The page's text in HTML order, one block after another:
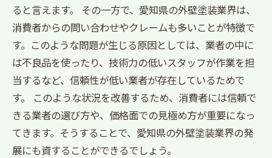
ると言えます。 その一方で、愛知県の外壁塗装業界は、
消費者からの問い合わせやクレームも多いことが特徴で
す。このような問題が生じる原因としては、業者の中に
は不良品を使ったり、技術力の低いスタッフが作業を担
当するなど、信頼性が低い業者が存在しているためで
す。 このような状況を改善するため、消費者には信頼で
きる業者の選び方や、価格面での見極め方が重要になっ
てきます。そうすることで、愛知県の外壁塗装業界の発
展にも資することができるでしょう。